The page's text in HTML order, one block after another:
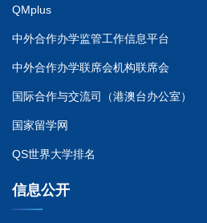
QMplus
中外合作办学监管工作信息平台
中外合作办学联席会机构联席会
国际合作与交流司（港澳台办公室）
国家留学网
QS世界大学排名
信息公开